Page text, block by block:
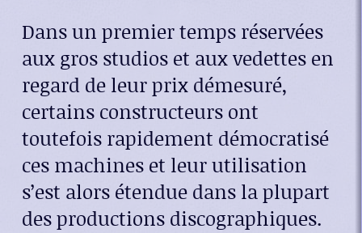
Dans un premier temps réservées
aux gros studios et aux vedettes en
regard de leur prix démesuré,
certains constructeurs ont
toutefois rapidement démocratisé
ces machines et leur utilisation
s’est alors étendue dans la plupart
des productions discographiques.